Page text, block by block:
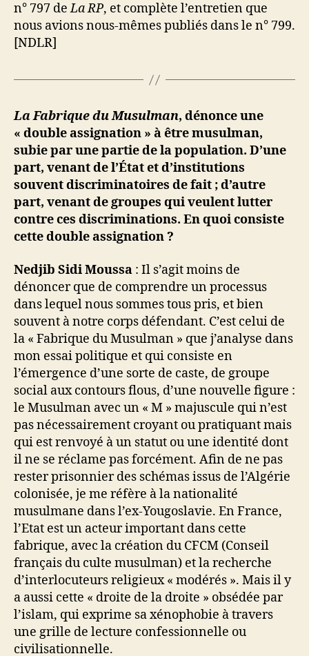
n° 797 deLa RP, et complète l’entretien que
nous avions nous-mêmes publiés dans le n° 799.
[NDLR]
La Fabrique du Musulman, dénonce une
« double assignation » à être musulman,
subie par une partie de la population. D’une
part, venant de l’État et d’institutions
souvent discriminatoires de fait ; d’autre
part, venant de groupes qui veulent lutter
contre ces discriminations. En quoi consiste
cette double assignation ?
Nedjib Sidi Moussa : Il s’agit moins de
dénoncer que de comprendre un processus
dans lequel nous sommes tous pris, et bien
souvent à notre corps défendant. C’est celui de
la « Fabrique du Musulman » que j’analyse dans
mon essai politique et qui consiste en
l’émergence d’une sorte de caste, de groupe
social aux contours flous, d’une nouvelle figure :
le Musulman avec un « M » majuscule qui n’est
pas nécessairement croyant ou pratiquant mais
qui est renvoyé à un statut ou une identité dont
il ne se réclame pas forcément. Afin de ne pas
rester prisonnier des schémas issus de l’Algérie
colonisée, je me réfère à la nationalité
musulmane dans l’ex-Yougoslavie. En France,
l’Etat est un acteur important dans cette
fabrique, avec la création du CFCM (Conseil
français du culte musulman) et la recherche
d’interlocuteurs religieux « modérés ». Mais il y
a aussi cette « droite de la droite » obsédée par
l’islam, qui exprime sa xénophobie à travers
une grille de lecture confessionnelle ou
civilisationnelle.